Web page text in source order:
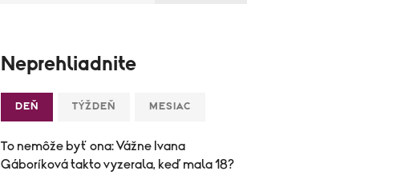
Neprehliadnite
DEŇ TÝŽDEŇ MESIAC
To nemôže byť ona: Vážne Ivana
Gáboríková takto vyzerala, keď mala 18?